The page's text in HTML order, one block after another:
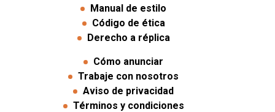
Manual de estilo
Código de ética
Derecho a réplica
Cómo anunciar
Trabaje con nosotros
Aviso de privacidad
Términos y condiciones